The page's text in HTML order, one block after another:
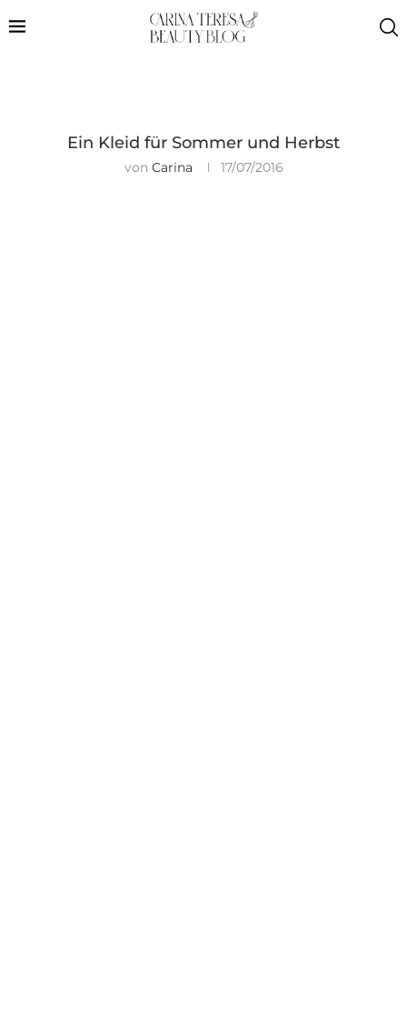
Ein Kleid für Sommer und Herbst
von Carina 17/07/2016